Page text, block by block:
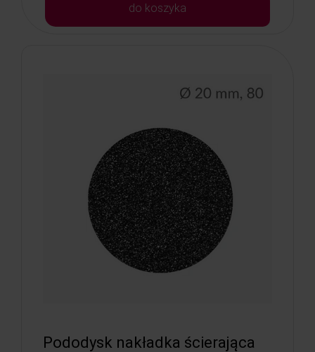
do koszyka
Pododysk nakładka ścierająca